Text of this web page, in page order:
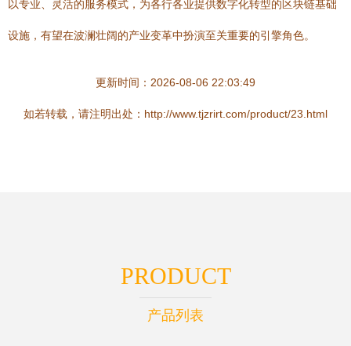
以专业、灵活的服务模式，为各行各业提供数字化转型的区块链基础
设施，有望在波澜壮阔的产业变革中扮演至关重要的引擎角色。
更新时间：2026-08-06 22:03:49
如若转载，请注明出处：http://www.tjzrirt.com/product/23.html
PRODUCT
产品列表